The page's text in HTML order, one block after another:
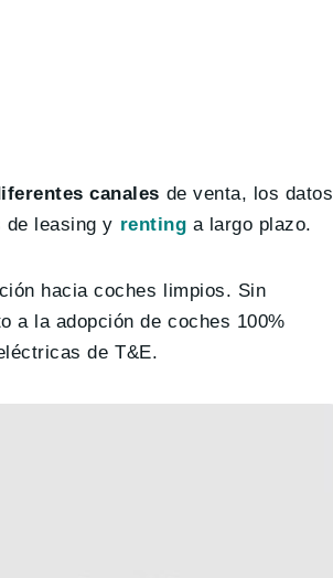
canales de venta, los datos
de leasing y renting a largo plazo.
hacia coches limpios. Sin
a la adopción de coches 100%
de T&E.